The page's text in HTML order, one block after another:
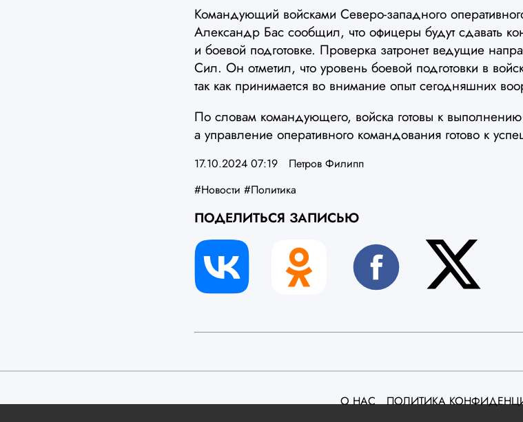
Командующий войсками Северо-западного
Александр Бас сообщил, что офицеры будут сдавать
и боевой подготовке. Проверка затронет ведущие
Сил. Он отметил, что уровень боевой подготовки в
так как принимается во внимание опыт сегодняшних
По словам командующего, войска готовы к
а управление оперативного командования готово к
17.10.2024 07:19
Петров Филипп
#Новости #Политика
ПОДЕЛИТЬСЯ ЗАПИСЬЮ
О НАС
ПОЛИТИКА